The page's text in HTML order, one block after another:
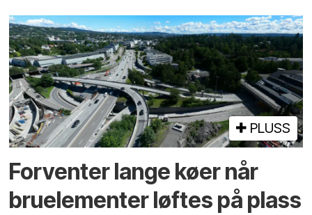
PLUSS
Forventer lange køer når
bru­elementer løftes på plass